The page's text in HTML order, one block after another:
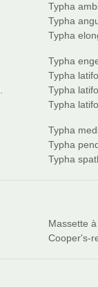
Typha
Typha
Typha
Typha
Typha
Typha
Typha
Typha
Typha
Typha
Massette
Cooper's-